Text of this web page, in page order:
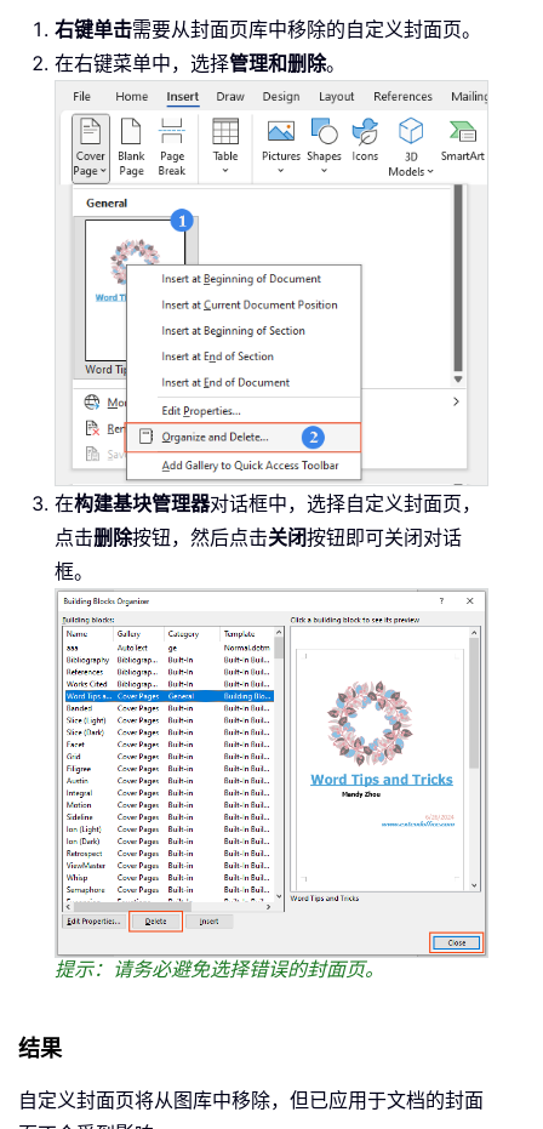
右键单击需要从封面页库中移除的自定义封面页。
在右键菜单中，选择管理和删除。
在构建基块管理器对话框中，选择自定义封面页，
点击删除按钮，然后点击关闭按钮即可关闭对话
框。
提示：请务必避免选择错误的封面页。
结果
自定义封面页将从图库中移除，但已应用于文档的封面